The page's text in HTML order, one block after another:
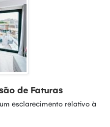
de Faturas
esclarecimento relativo à